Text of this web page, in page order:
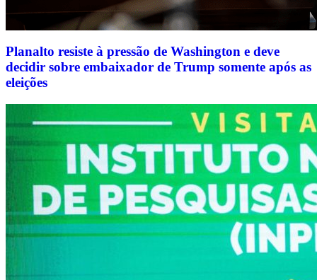
Planalto resiste à pressão de Washington e deve
decidir sobre embaixador de Trump somente após as
eleições